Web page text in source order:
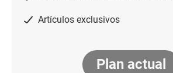
Artículos exclusivos
Plan actual